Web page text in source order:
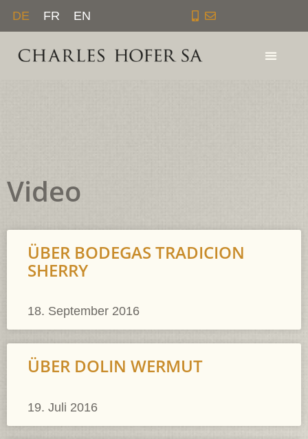
Zum
springen
DE FR EN
Video
ÜBER BODEGAS TRADICION
SHERRY
18. September 2016
ÜBER DOLIN WERMUT
19. Juli 2016